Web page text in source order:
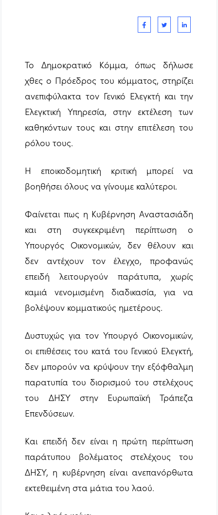
Το Δημοκρατικό Κόμμα, όπως δήλωσε
χθες ο Πρόεδρος του κόμματος, στηρίζει
ανεπιφύλακτα τον Γενικό Ελεγκτή και την
Ελεγκτική Υπηρεσία, στην εκτέλεση των
καθηκόντων τους και στην επιτέλεση του
ρόλου τους.
Η εποικοδομητική κριτική μπορεί να
βοηθήσει όλους να γίνουμε καλύτεροι.
Φαίνεται πως η Κυβέρνηση Αναστασιάδη
και στη συγκεκριμένη περίπτωση ο
Υπουργός Οικονομικών, δεν θέλουν και
δεν αντέχουν τον έλεγχο, προφανώς
επειδή λειτουργούν παράτυπα, χωρίς
καμιά νενομισμένη διαδικασία, για να
βολέψουν κομματικούς ημετέρους.
Δυστυχώς για τον Υπουργό Οικονομικών,
οι επιθέσεις του κατά του Γενικού Ελεγκτή,
δεν μπορούν να κρύψουν την εξόφθαλμη
παρατυπία του διορισμού του στελέχους
του ΔΗΣΥ στην Ευρωπαϊκή Τράπεζα
Επενδύσεων.
Και επειδή δεν είναι η πρώτη περίπτωση
παράτυπου βολέματος στελέχους του
ΔΗΣΥ, η κυβέρνηση είναι ανεπανόρθωτα
εκτεθειμένη στα μάτια του λαού.